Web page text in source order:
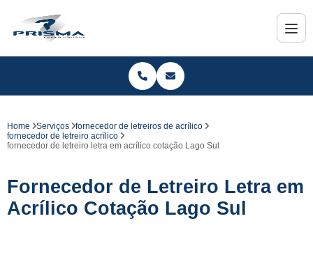
Home Serviços
fornecedor de letreiros de acrílico
fornecedor de letreiro acrílico
fornecedor de letreiro letra em acrílico cotação Lago Sul
Fornecedor de Letreiro Letra em
Acrílico Cotação Lago Sul